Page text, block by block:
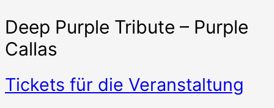
Deep Purple Tribute – Purple
Callas
Tickets für die Veranstaltung